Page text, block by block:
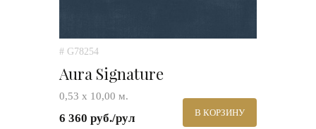
# G78254
Aura Signature
0,53 х 10,00 м.
6 360 руб./рул В КОРЗИНУ